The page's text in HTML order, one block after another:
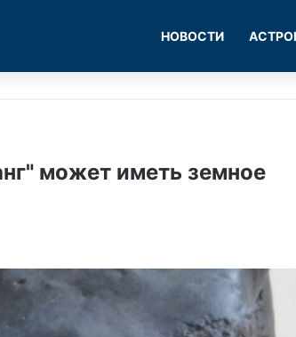
НОВОСТИ
может иметь земное